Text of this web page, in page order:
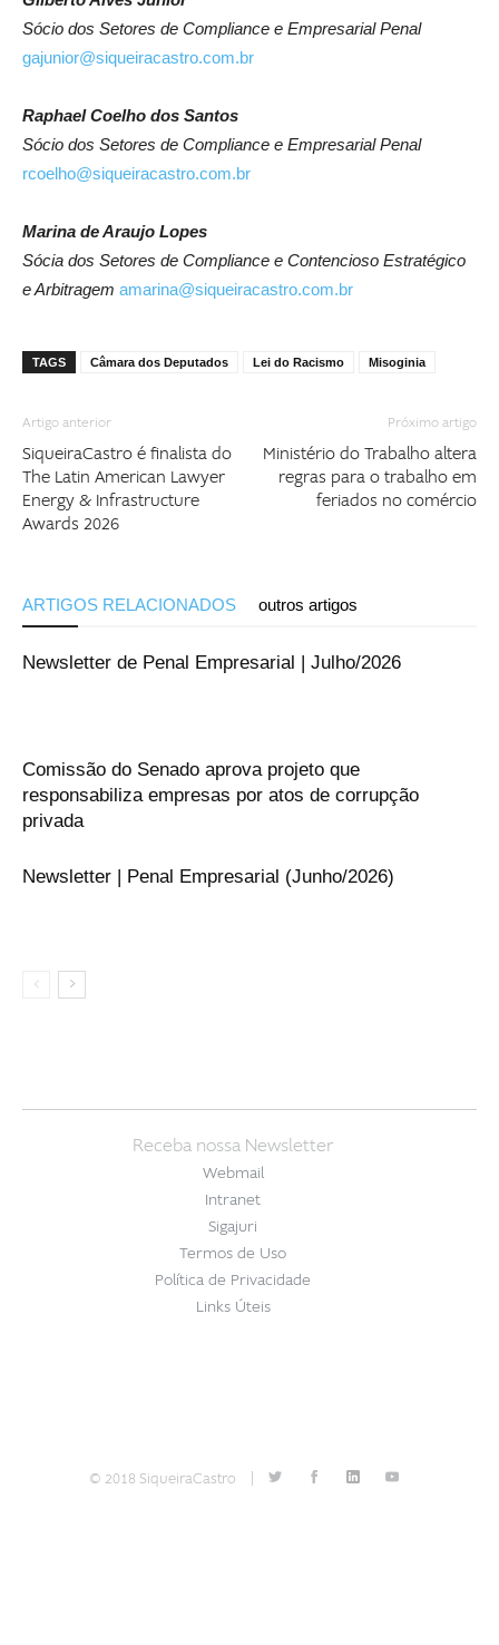
Sócio dos Setores de Compliance e Empresarial Penal
gajunior@siqueiracastro.com.br
Raphael Coelho dos Santos
Sócio dos Setores de Compliance e Empresarial Penal
rcoelho@siqueiracastro.com.br
Marina de Araujo Lopes
Sócia dos Setores de Compliance e Contencioso Estratégico
e Arbitragem amarina@siqueiracastro.com.br
TAGS Câmara dos Deputados Lei do Racismo Misoginia
Artigo anterior
SiqueiraCastro é finalista do
The Latin American Lawyer
Energy & Infrastructure
Awards 2026
Próximo artigo
Ministério do Trabalho altera
regras para o trabalho em
feriados no comércio
ARTIGOS RELACIONADOS outros artigos
Newsletter de Penal Empresarial | Julho/2026
Comissão do Senado aprova projeto que
responsabiliza empresas por atos de corrupção
privada
Newsletter | Penal Empresarial (Junho/2026)
Receba nossa Newsletter
Webmail
Intranet
Sigajuri
Termos de Uso
Política de Privacidade
Links Úteis
© 2018 SiqueiraCastro